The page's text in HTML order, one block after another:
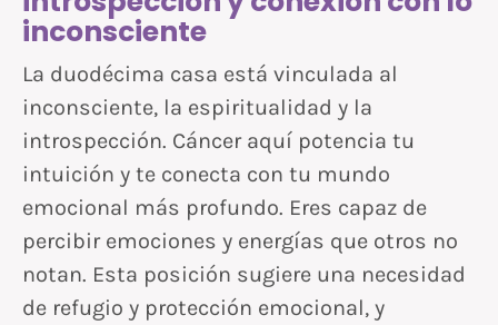
inconsciente
La duodécima casa está vinculada al
inconsciente, la espiritualidad y la
introspección. Cáncer aquí potencia tu
intuición y te conecta con tu mundo
emocional más profundo. Eres capaz de
percibir emociones y energías que otros no
notan. Esta posición sugiere una necesidad
de refugio y protección emocional, y